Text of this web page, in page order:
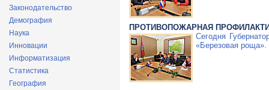
Законодательство
Демография
Наука
Инновации
Информатизация
Статистика
География
ПРОТИВОПОЖАРНАЯ
Сегодня
«Березовая роща».